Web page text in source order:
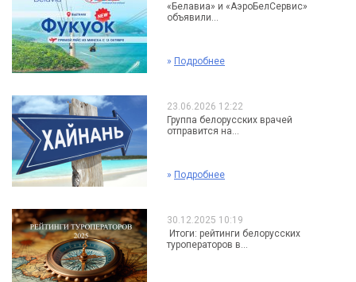
«Белавиа» и «АэроБелСервис»
объявили...
» Подробнее
23.06.2026 12:22
Группа белорусских врачей
отправится на...
» Подробнее
30.12.2025 10:19
Итоги: рейтинги белорусских
туроператоров в...